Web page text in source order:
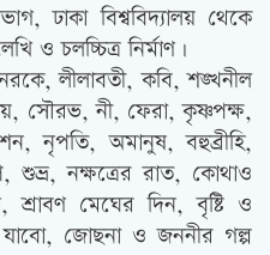
ঢাকা বিশ্ববিদ্যালয় থেকে
ও চলচ্চিত্র নির্মাণ।
লীলাবতী, কবি, শঙ্খনীল
সৌরভ, নী, ফেরা, কৃষ্ণপক্ষ,
নৃপতি, অমানুষ, বহুব্রীহি,
শুভ্র, নক্ষত্রের রাত, কোথাও
মেঘের দিন, বৃষ্টি ও
জোছনা ও জননীর গল্প